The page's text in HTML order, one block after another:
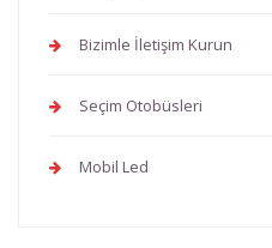
Bizimle İletişim Kurun
Seçim Otobüsleri
Mobil Led